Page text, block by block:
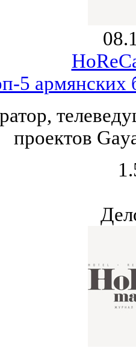
5 армянских
проектов